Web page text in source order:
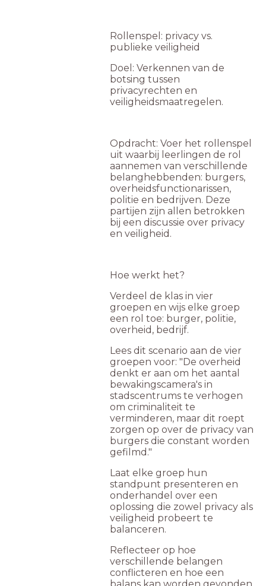
Rollenspel: privacy vs.
publieke veiligheid
Doel: Verkennen van de
botsing tussen
privacyrechten en
veiligheidsmaatregelen.
Opdracht: Voer het rollenspel
uit waarbij leerlingen de rol
aannemen van verschillende
belanghebbenden: burgers,
overheidsfunctionarissen,
politie en bedrijven. Deze
partijen zijn allen betrokken
bij een discussie over privacy
en veiligheid.
Hoe werkt het?
Verdeel de klas in vier
groepen en wijs elke groep
een rol toe: burger, politie,
overheid, bedrijf.
Lees dit scenario aan de vier
groepen voor: "De overheid
denkt er aan om het aantal
bewakingscamera's in
stadscentrums te verhogen
om criminaliteit te
verminderen, maar dit roept
zorgen op over de privacy van
burgers die constant worden
gefilmd."
Laat elke groep hun
standpunt presenteren en
onderhandel over een
oplossing die zowel privacy als
veiligheid probeert te
balanceren.
Reflecteer op hoe
verschillende belangen
conflicteren en hoe een
balans kan worden gevonden.